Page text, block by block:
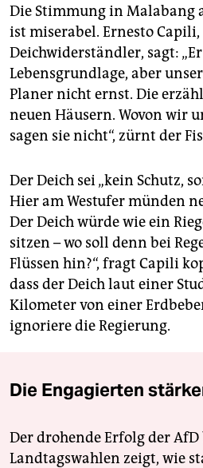
Die Stimmung in Malabang
ist miserabel. Ernesto Capili,
Deichwiderständler, sagt:
Lebensgrundlage, aber
Planer nicht ernst. Die
neuen Häusern. Wovon wir
sagen sie nicht“, zürnt der
Der Deich sei „kein Schutz,
Hier am Westufer münden
Der Deich würde wie ein
sitzen – wo soll denn bei
Flüssen hin?“, fragt Capili
dass der Deich laut einer
Kilometer von einer
ignoriere die Regierung.
Die Engagierten
Der drohende Erfolg der
Landtagswahlen zeigt, wie